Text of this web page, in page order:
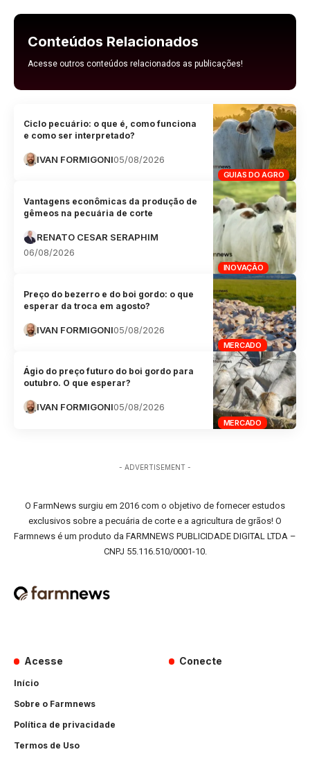
Conteúdos Relacionados
Acesse outros conteúdos relacionados as publicações!
GUIAS DO AGRO
Ciclo pecuário: o que é, como funciona
e como ser interpretado?
IVAN FORMIGONI05/08/2026
INOVAÇÃO
Vantagens econômicas da produção de
gêmeos na pecuária de corte
RENATO CESAR SERAPHIM
06/08/2026
MERCADO
Preço do bezerro e do boi gordo: o que
esperar da troca em agosto?
IVAN FORMIGONI05/08/2026
MERCADO
Ágio do preço futuro do boi gordo para
outubro. O que esperar?
IVAN FORMIGONI05/08/2026
- ADVERTISEMENT -
O FarmNews surgiu em 2016 com o objetivo de fornecer estudos
exclusivos sobre a pecuária de corte e a agricultura de grãos! O
Farmnews é um produto da FARMNEWS PUBLICIDADE DIGITAL LTDA –
CNPJ 55.116.510/0001-10.
Acesse
Início
Sobre o Farmnews
Política de privacidade
Termos de Uso
Conecte